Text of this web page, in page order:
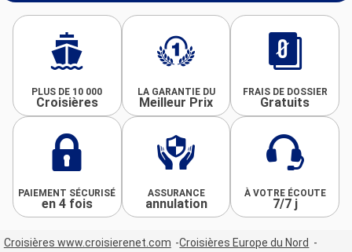
PLUS DE 10 000
Croisières
LA GARANTIE DU
Meilleur Prix
FRAIS DE DOSSIER
Gratuits
PAIEMENT SÉCURISÉ
en 4 fois
ASSURANCE
annulation
À VOTRE ÉCOUTE
7/7 j
Croisières www.croisierenet.com
Croisières Europe du Nord